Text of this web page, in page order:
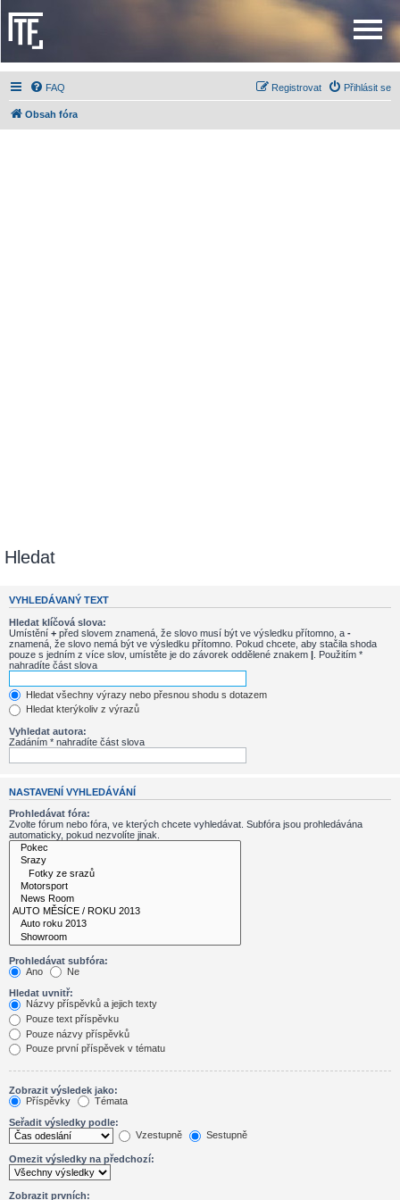
FAQ Přihlásit se
Registrovat
Obsah fóra
Hledat
VYHLEDÁVANÝ TEXT
Hledat klíčová slova:
Umístění + před slovem znamená, že slovo musí být ve výsledku přítomno, a -
znamená, že slovo nemá být ve výsledku přítomno. Pokud chcete, aby stačila shoda
pouze s jedním z více slov, umístěte je do závorek oddělené znakem | . Použitím *
nahradíte část slova
Hledat všechny výrazy nebo přesnou shodu s dotazem
Hledat kterýkoliv z výrazů
Vyhledat autora:
Zadáním * nahradíte část slova
NASTAVENÍ VYHLEDÁVÁNÍ
Prohledávat fóra:
Zvolte fórum nebo fóra, ve kterých chcete vyhledávat. Subfóra jsou prohledávána
automaticky, pokud nezvolíte jinak.
Prohledávat subfóra:
Ano
Ne
Hledat uvnitř:
Názvy příspěvků a jejich texty
Pouze text příspěvku
Pouze názvy příspěvků
Pouze první příspěvek v tématu
Zobrazit výsledek jako:
Příspěvky
Témata
Seřadit výsledky podle:
Vzestupně
Sestupně
Omezit výsledky na předchozí:
Zobrazit prvních: